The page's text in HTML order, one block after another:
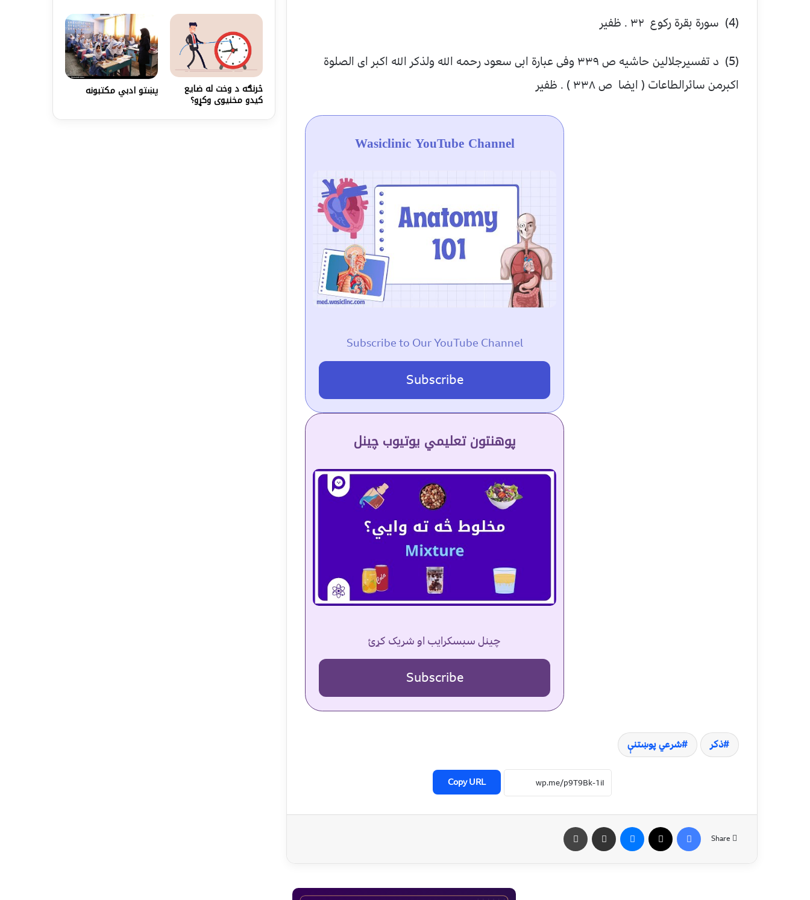
(4) سورة بقرة ركوع ۳۲ . ظفير
(5) د تفسيرجلالين حاشيه ص ۳۳۹ وفى عبارة ابى سعود رحمه الله ولذكر الله اكبر اى الصلوة
اكبرمن سائرالطاعات ( ايضا ص ۳۳۸ ) . ظفير
Wasiclinic YouTube Channel
Subscribe to Our YouTube Channel
Subscribe
پوهنتون تعلیمي یوتیوب چینل
چینل سبسکرایب او شریک کړئ
Subscribe
ذکر شرعي پوښتنې
Copy URL
Share
څرنګه د وخت له ضایع
کیدو مخنیوی وکړو؟
پښتو ادبي مکتبونه